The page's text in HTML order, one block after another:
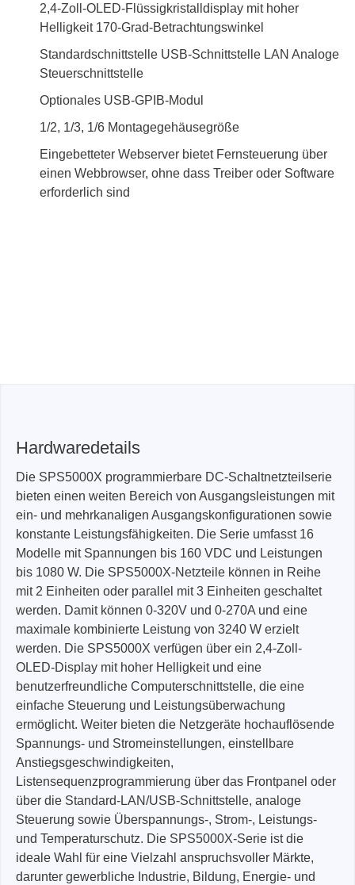
2,4-Zoll-OLED-Flüssigkristalldisplay mit hoher
Helligkeit 170-Grad-Betrachtungswinkel
Standardschnittstelle USB-Schnittstelle LAN Analoge
Steuerschnittstelle
Optionales USB-GPIB-Modul
1/2, 1/3, 1/6 Montagegehäusegröße
Eingebetteter Webserver bietet Fernsteuerung über
einen Webbrowser, ohne dass Treiber oder Software
erforderlich sind
Hardwaredetails
Die SPS5000X programmierbare DC-Schaltnetzteilserie
bieten einen weiten Bereich von Ausgangsleistungen mit
ein- und mehrkanaligen Ausgangskonfigurationen sowie
konstante Leistungsfähigkeiten. Die Serie umfasst 16
Modelle mit Spannungen bis 160 VDC und Leistungen
bis 1080 W. Die SPS5000X-Netzteile können in Reihe
mit 2 Einheiten oder parallel mit 3 Einheiten geschaltet
werden. Damit können 0-320V und 0-270A und eine
maximale kombinierte Leistung von 3240 W erzielt
werden. Die SPS5000X verfügen über ein 2,4-Zoll-
OLED-Display mit hoher Helligkeit und eine
benutzerfreundliche Computerschnittstelle, die eine
einfache Steuerung und Leistungsüberwachung
ermöglicht. Weiter bieten die Netzgeräte hochauflösende
Spannungs- und Stromeinstellungen, einstellbare
Anstiegsgeschwindigkeiten,
Listensequenzprogrammierung über das Frontpanel oder
über die Standard-LAN/USB-Schnittstelle, analoge
Steuerung sowie Überspannungs-, Strom-, Leistungs-
und Temperaturschutz. Die SPS5000X-Serie ist die
ideale Wahl für eine Vielzahl anspruchsvoller Märkte,
darunter gewerbliche Industrie, Bildung, Energie- und